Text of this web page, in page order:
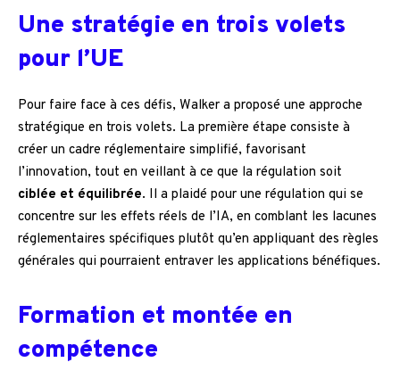
Une stratégie en trois volets
pour l’UE
Pour faire face à ces défis, Walker a proposé une approche
stratégique en trois volets. La première étape consiste à
créer un cadre réglementaire simplifié, favorisant
l’innovation, tout en veillant à ce que la régulation soit
ciblée et équilibrée. Il a plaidé pour une régulation qui se
concentre sur les effets réels de l’IA, en comblant les lacunes
réglementaires spécifiques plutôt qu’en appliquant des règles
générales qui pourraient entraver les applications bénéfiques.
Formation et montée en
compétence